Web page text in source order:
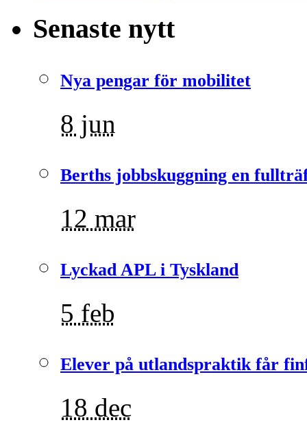
Senaste nytt
Nya pengar för mobilitet
8 jun
Berths jobbskuggning en
12 mar
Lyckad APL i Tyskland
5 feb
Elever på utlandspraktik får
18 dec